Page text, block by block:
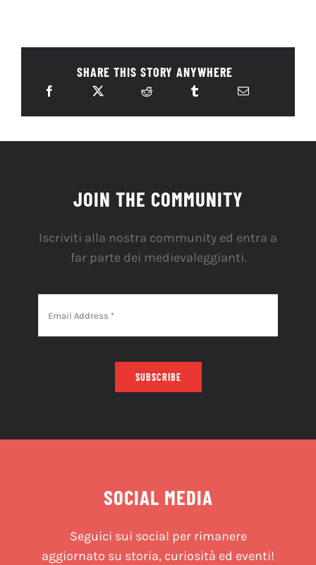
SHARE THIS STORY ANYWHERE
JOIN THE COMMUNITY
Iscriviti alla nostra community ed entra a
far parte dei medievaleggianti.
SUBSCRIBE
SOCIAL MEDIA
Seguici sui social per rimanere
aggiornato su storia, curiosità ed eventi!